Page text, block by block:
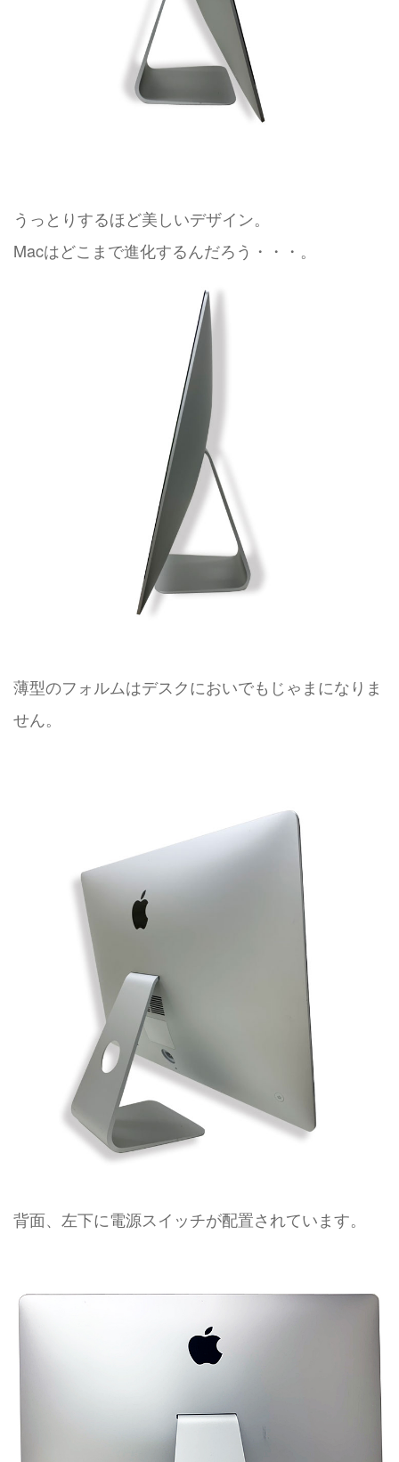
うっとりするほど美しいデザイン。
Macはどこまで進化するんだろう・・・。
薄型のフォルムはデスクにおいでもじゃまになりま
せん。
背面、左下に電源スイッチが配置されています。